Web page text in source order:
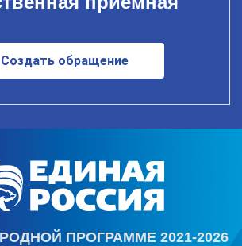
Создать обращение
ПРОГРАММЕ 2021-2026